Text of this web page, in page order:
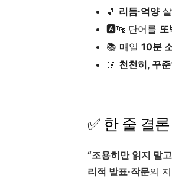
🎵 리듬·억양살
🅰️🔤 단어를 또
📚 매일 10분
🥢 천천히, 꾸
✅ 한 줄 결론
“조용히만 읽지 말
리적 발표·작문의